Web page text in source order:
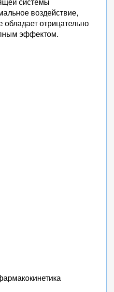
воздействие,
отрицательно
эффектом.